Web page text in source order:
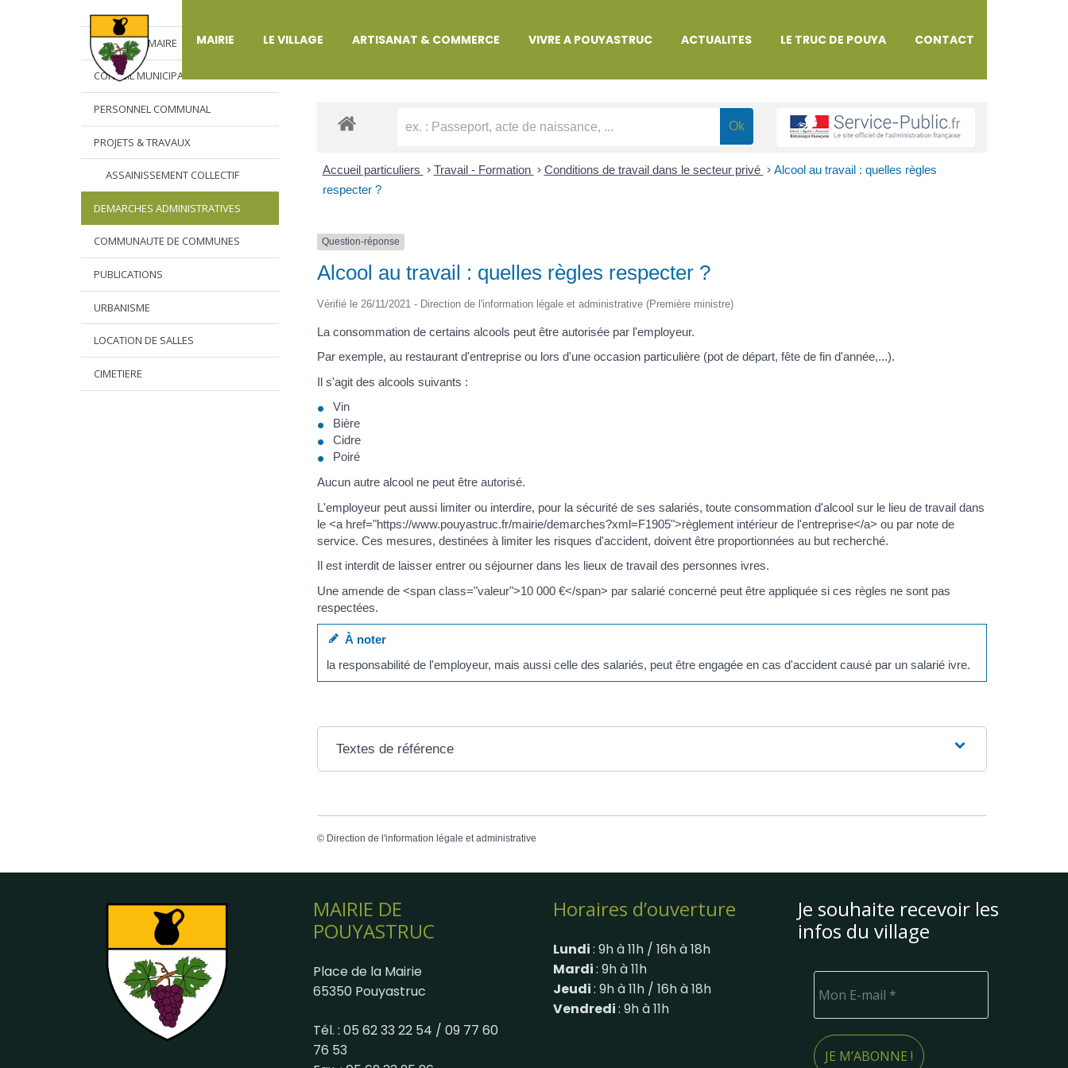
MAIRIE LE VILLAGE ARTISANAT & COMMERCE VIVRE A POUYASTRUC ACTUALITES LE TRUC DE POUYA CONTACT
L’EDITO DU MAIRE
CONSEIL MUNICIPAL
PERSONNEL COMMUNAL
PROJETS & TRAVAUX
ASSAINISSEMENT COLLECTIF
DEMARCHES ADMINISTRATIVES
COMMUNAUTE DE COMMUNES
PUBLICATIONS
URBANISME
LOCATION DE SALLES
CIMETIERE
DÉMARCHES ADMINISTRATIVES
Accueil particuliers > Travail - Formation > Conditions de travail dans le secteur privé > Alcool au travail : quelles règles
respecter ?
Question-réponse
Alcool au travail : quelles règles respecter ?
Vérifié le 26/11/2021 - Direction de l'information légale et administrative (Première ministre)
La consommation de certains alcools peut être autorisée par l'employeur.
Par exemple, au restaurant d'entreprise ou lors d'une occasion particulière (pot de départ, fête de fin d'année,...).
Il s'agit des alcools suivants :
Vin
Bière
Cidre
Poiré
Aucun autre alcool ne peut être autorisé.
L'employeur peut aussi limiter ou interdire, pour la sécurité de ses salariés, toute consommation d'alcool sur le lieu de travail dans
le <a href="https://www.pouyastruc.fr/mairie/demarches?xml=F1905">règlement intérieur de l'entreprise</a> ou par note de
service. Ces mesures, destinées à limiter les risques d'accident, doivent être proportionnées au but recherché.
Il est interdit de laisser entrer ou séjourner dans les lieux de travail des personnes ivres.
Une amende de <span class="valeur">10 000 €</span> par salarié concerné peut être appliquée si ces règles ne sont pas
respectées.
À noter
la responsabilité de l'employeur, mais aussi celle des salariés, peut être engagée en cas d'accident causé par un salarié ivre.
Textes de référence
© Direction de l'information légale et administrative
MAIRIE DE
POUYASTRUC
Place de la Mairie
65350 Pouyastruc
Tél. : 05 62 33 22 54 / 09 77 60
76 53
Horaires d’ouverture
Lundi: 9h à 11h / 16h à 18h
Mardi: 9h à 11h
Jeudi: 9h à 11h / 16h à 18h
Vendredi: 9h à 11h
Je souhaite recevoir les
infos du village